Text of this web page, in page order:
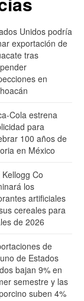
Unidos podría
exportación de
tras
en
Cola estrena
para
100 años de
en México
Kellogg Co
los
artificiales
cereales para
de 2026
de
de Estados
bajan 9% en
semestre y las
suben 4%